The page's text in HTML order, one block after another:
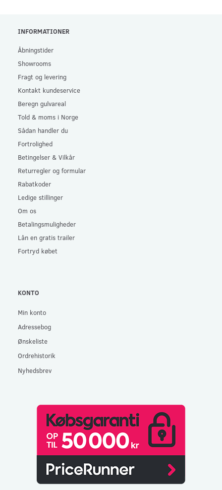
INFORMATIONER
Åbningstider
Showrooms
Fragt og levering
Kontakt kundeservice
Beregn gulvareal
Told & moms i Norge
Sådan handler du
Fortrolighed
Betingelser & Vilkår
Returregler og formular
Rabatkoder
Ledige stillinger
Om os
Betalingsmuligheder
Lån en gratis trailer
Fortryd købet
KONTO
Min konto
Adressebog
Ønskeliste
Ordrehistorik
Nyhedsbrev